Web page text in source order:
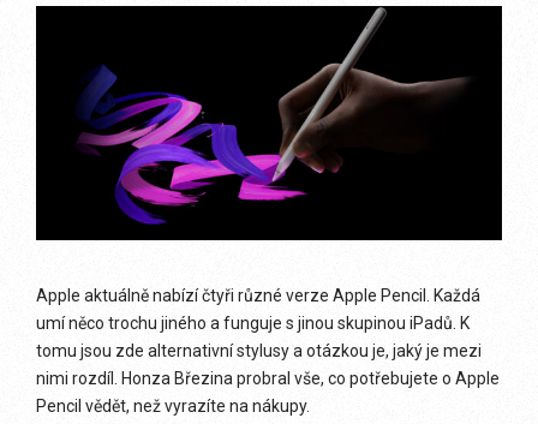
Apple aktuálně nabízí čtyři různé verze Apple Pencil. Každá
umí něco trochu jiného a funguje s jinou skupinou iPadů. K
tomu jsou zde alternativní stylusy a otázkou je, jaký je mezi
nimi rozdíl. Honza Březina probral vše, co potřebujete o Apple
Pencil vědět, než vyrazíte na nákupy.